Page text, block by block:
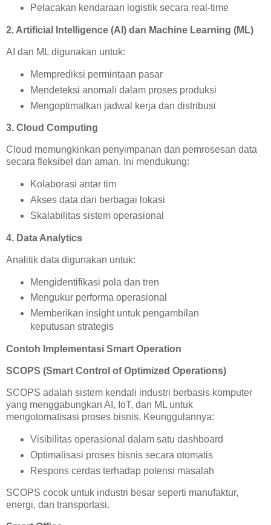
Pelacakan kendaraan logistik secara real-time
2. Artificial Intelligence (AI) dan Machine Learning (ML)
AI dan ML digunakan untuk:
Memprediksi permintaan pasar
Mendeteksi anomali dalam proses produksi
Mengoptimalkan jadwal kerja dan distribusi
3. Cloud Computing
Cloud memungkinkan penyimpanan dan pemrosesan data
secara fleksibel dan aman. Ini mendukung:
Kolaborasi antar tim
Akses data dari berbagai lokasi
Skalabilitas sistem operasional
4. Data Analytics
Analitik data digunakan untuk:
Mengidentifikasi pola dan tren
Mengukur performa operasional
Memberikan insight untuk pengambilan
keputusan strategis
Contoh Implementasi Smart Operation
SCOPS (Smart Control of Optimized Operations)
SCOPS adalah sistem kendali industri berbasis komputer
yang menggabungkan AI, IoT, dan ML untuk
mengotomatisasi proses bisnis. Keunggulannya:
Visibilitas operasional dalam satu dashboard
Optimalisasi proses bisnis secara otomatis
Respons cerdas terhadap potensi masalah
SCOPS cocok untuk industri besar seperti manufaktur,
energi, dan transportasi.